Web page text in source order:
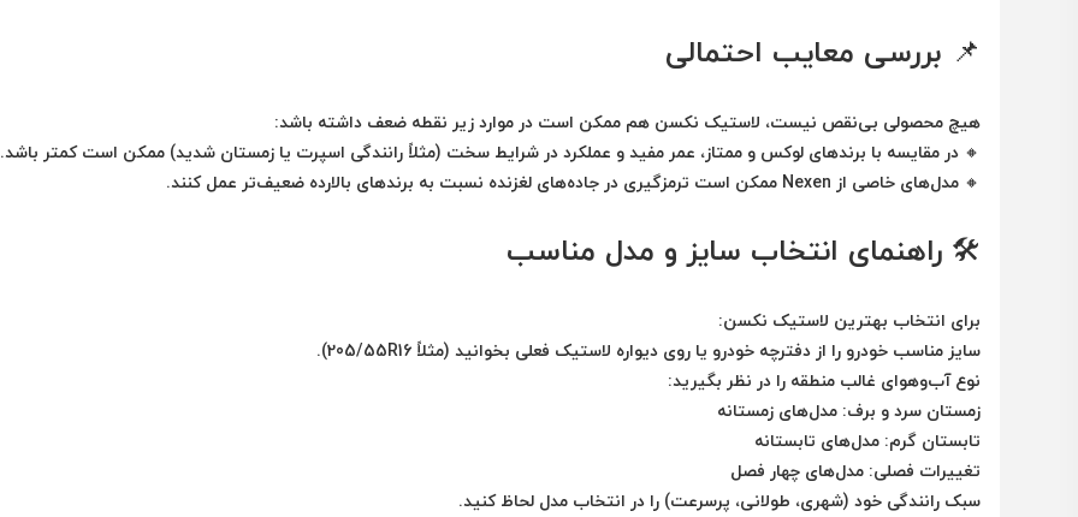
📌 بررسی معایب احتمالی
هیچ محصولی بی‌نقص نیست، لاستیک نکسن هم ممکن است در موارد زیر نقطه ضعف داشته باشد:
🔸 در مقایسه با برندهای لوکس و ممتاز، عمر مفید و عملکرد در شرایط سخت (مثلاً رانندگی اسپرت یا زمستان شدید) ممکن است کمتر باشد.
🔸 مدل‌های خاصی از Nexen ممکن است
ترمزگیری در جاده‌های لغزنده نسبت به برندهای بالارده ضعیف‌تر عمل کنند.
🛠️ راهنمای انتخاب سایز و مدل مناسب
برای انتخاب بهترین لاستیک نکسن:
سایز مناسب خودرو را از دفترچه خودرو یا روی دیواره لاستیک فعلی بخوانید (مثلاً 205/55R16).
نوع آب‌وهوای غالب منطقه را در نظر بگیرید:
زمستان سرد و برف: مدل‌های زمستانه
تابستان گرم: مدل‌های تابستانه
تغییرات فصلی: مدل‌های چهار فصل
سبک رانندگی خود (شهری، طولانی، پرسرعت) را در انتخاب مدل لحاظ کنید.